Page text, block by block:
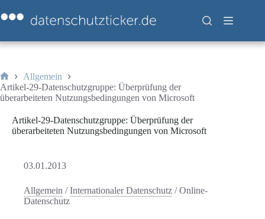
Inhalt
springen
Start
Allgemein
Artikel-29-Datenschutzgruppe: Überprüfung der
überarbeiteten Nutzungsbedingungen von Microsoft
Artikel-29-Datenschutzgruppe: Überprüfung der
überarbeiteten Nutzungsbedingungen von Microsoft
03.01.2013
Allgemein /Internationaler Datenschutz /Online-
Datenschutz